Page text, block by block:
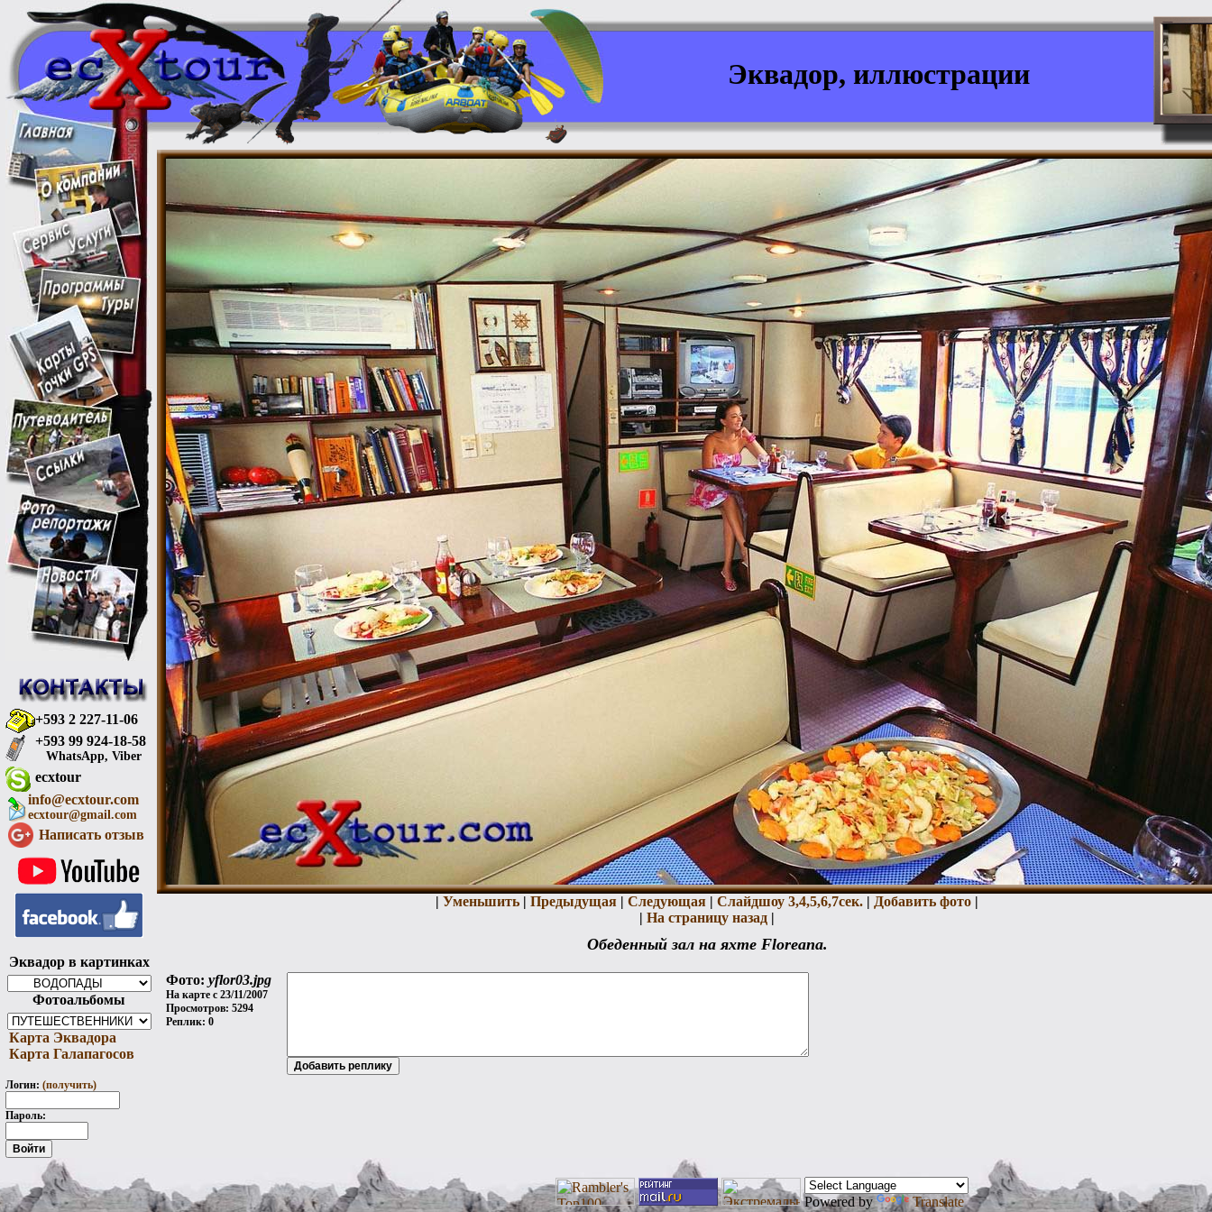
+593 2 227-11-06
+593 99 924-18-58
WhatsApp, Viber
ecxtour
info@ecxtour.com
ecxtour@gmail.com
Написать отзыв
Эквадор в картинках
Фотоальбомы
Карта Эквадора
Карта Галапагосов
Логин: (получить)
Пароль:
Эквадор, иллюстрации
| Уменьшить | Предыдущая | Следующая | Слайдшоу 3,4,5,6,7сек. | Добавить фото |
| На страницу назад |
Обеденный зал на яхте Floreana.
Фото: yflor03.jpg
На карте с 23/11/2007
Просмотров: 5294
Реплик: 0
Powered by
Translate